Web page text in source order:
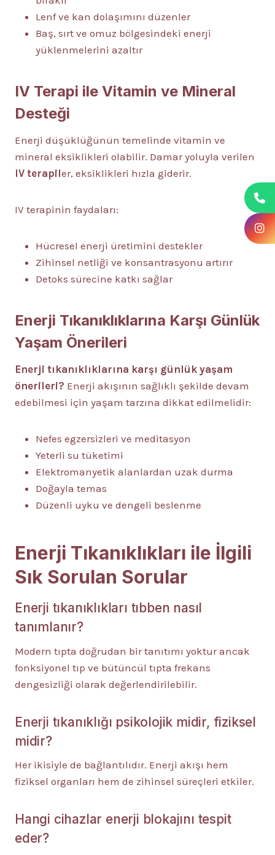
Lenf ve kan dolaşımını düzenler
Baş, sırt ve omuz bölgesindeki enerji
yüklenmelerini azaltır
IV Terapi ile Vitamin ve Mineral
Desteği
Enerji düşüklüğünün temelinde vitamin ve
mineral eksiklikleri olabilir. Damar yoluyla verilen
IV terapiler, eksiklikleri hızla giderir.
IV terapinin faydaları:
Hücresel enerji üretimini destekler
Zihinsel netliği ve konsantrasyonu artırır
Detoks sürecine katkı sağlar
Enerji Tıkanıklıklarına Karşı Günlük
Yaşam Önerileri
Enerji tıkanıklıklarına karşı günlük yaşam
önerileri? Enerji akışının sağlıklı şekilde devam
edebilmesi için yaşam tarzına dikkat edilmelidir:
Nefes egzersizleri ve meditasyon
Yeterli su tüketimi
Elektromanyetik alanlardan uzak durma
Doğayla temas
Düzenli uyku ve dengeli beslenme
Enerji Tıkanıklıkları ile İlgili
Sık Sorulan Sorular
Enerji tıkanıklıkları tıbben nasıl
tanımlanır?
Modern tıpta doğrudan bir tanıtımı yoktur ancak
fonksiyonel tıp ve bütüncül tıpta frekans
dengesizliği olarak değerlendirilebilir.
Enerji tıkanıklığı psikolojik midir, fiziksel
midir?
Her ikisiyle de bağlantılıdır. Enerji akışı hem
fiziksel organları hem de zihinsel süreçleri etkiler.
Hangi cihazlar enerji blokajını tespit
eder?